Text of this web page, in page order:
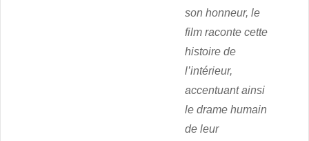
son honneur, le
film raconte cette
histoire de
l’intérieur,
accentuant ainsi
le drame humain
de leur